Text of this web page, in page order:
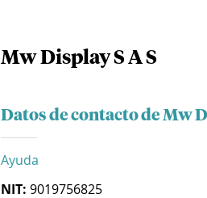
Mw Display S A S
Datos de contacto de Mw
Ayuda
NIT: 9019756825